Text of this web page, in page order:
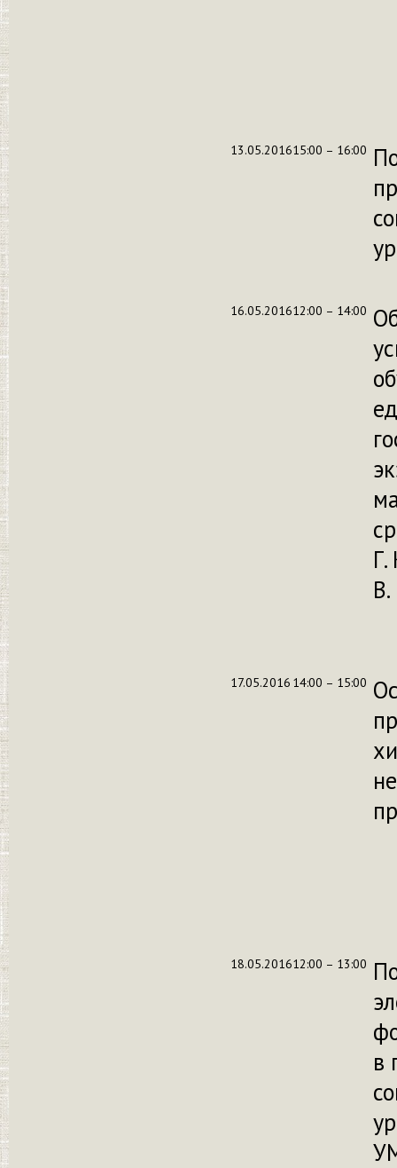
13.05.201615:00 – 16:00
16.05.201612:00 – 14:00
17.05.2016 14:00 – 15:00
18.05.201612:00 – 13:00
в